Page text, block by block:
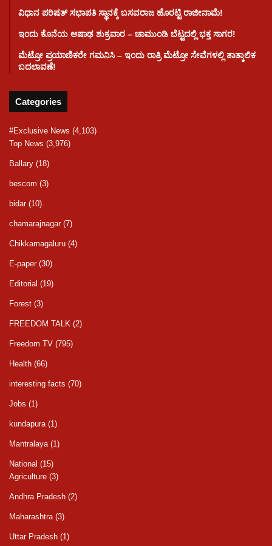
ವಿಧಾನ ಪರಿಷತ್ ಸಭಾಪತಿ ಸ್ಥಾನಕ್ಕೆ ಬಸವರಾಜ ಹೊರಟ್ಟಿ ರಾಜೀನಾಮೆ!
ಇಂದು ಕೊನೆಯ ಆಷಾಢ ಶುಕ್ರವಾರ – ಚಾಮುಂಡಿ ಬೆಟ್ಟದಲ್ಲಿ ಭಕ್ತ ಸಾಗರ!
ಮೆಟ್ರೋ ಪ್ರಯಾಣಿಕರೇ ಗಮನಿಸಿ – ಇಂದು ರಾತ್ರಿ ಮೆಟ್ರೋ ಸೇವೆಗಳಲ್ಲಿ ತಾತ್ಕಾಲಿಕ
ಬದಲಾವಣೆ!
Categories
#Exclusive News (4,103)
Top News (3,976)
Ballary (18)
bescom (3)
bidar (10)
chamarajnagar (7)
Chikkamagaluru (4)
E-paper (30)
Editorial (19)
Forest (3)
FREEDOM TALK (2)
Freedom TV (795)
Health (66)
interesting facts (70)
Jobs (1)
kundapura (1)
Mantralaya (1)
National (15)
Agriculture (3)
Andhra Pradesh (2)
Maharashtra (3)
Uttar Pradesh (1)